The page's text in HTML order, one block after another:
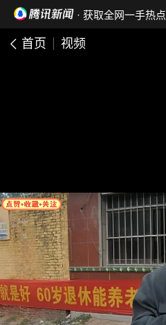
· 获取全网一手热点
首页 视频